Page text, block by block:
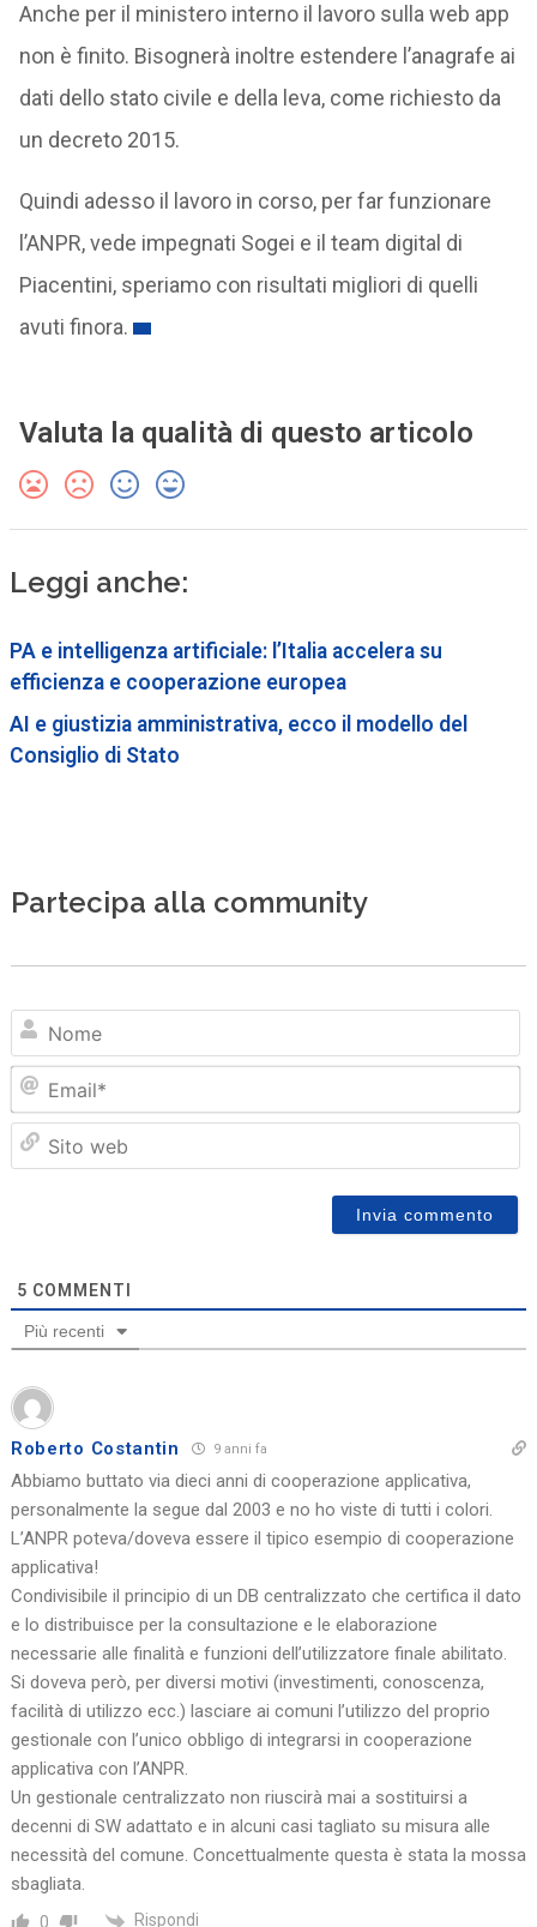
Anche per il ministero interno il lavoro sulla web app
non è finito. Bisognerà inoltre estendere l’anagrafe ai
dati dello stato civile e della leva, come richiesto da
un decreto 2015.
Quindi adesso il lavoro in corso, per far funzionare
l’ANPR, vede impegnati Sogei e il team digital di
Piacentini, speriamo con risultati migliori di quelli
avuti finora.
Valuta la qualità di questo articolo
Leggi anche:
PA e intelligenza artificiale: l’Italia accelera su
efficienza e cooperazione europea
AI e giustizia amministrativa, ecco il modello del
Consiglio di Stato
Partecipa alla community
5 COMMENTI
Più recenti
Roberto Costantin 9 anni fa
Abbiamo buttato via dieci anni di cooperazione applicativa,
personalmente la segue dal 2003 e no ho viste di tutti i colori.
L’ANPR poteva/doveva essere il tipico esempio di cooperazione
applicativa!
Condivisibile il principio di un DB centralizzato che certifica il dato
e lo distribuisce per la consultazione e le elaborazione
necessarie alle finalità e funzioni dell’utilizzatore finale abilitato.
Si doveva però, per diversi motivi (investimenti, conoscenza,
facilità di utilizzo ecc.) lasciare ai comuni l’utilizzo del proprio
gestionale con l’unico obbligo di integrarsi in cooperazione
applicativa con l’ANPR.
Un gestionale centralizzato non riuscirà mai a sostituirsi a
decenni di SW adattato e in alcuni casi tagliato su misura alle
necessità del comune. Concettualmente questa è stata la mossa
sbagliata.
0 Rispondi